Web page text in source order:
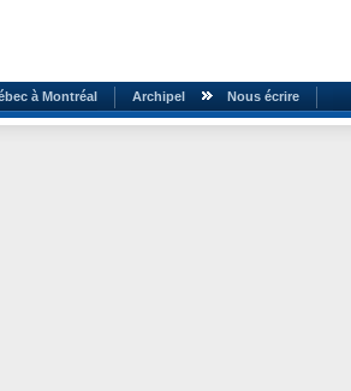
à Montréal Archipel Nous écrire